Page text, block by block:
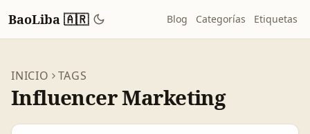
BaoLiba 🇦🇷 Blog Categorías Etiquetas
INICIO TAGS
Influencer Marketing